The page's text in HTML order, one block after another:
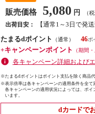
販売価格 5,080 円 （
出荷目安：
【通常1～3日で発
たまるdポイント
（通常）
46
+キャンペーンポイント
（期間
各キャンペーン詳細および
※たまるdポイントはポイント支払を除く商品代
※表示倍率は各キャンペーンの適用条件を全て
各キャンペーンの適用状況によっては、ポ
います。
dカードで